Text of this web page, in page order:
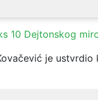
10 Dejtonskog
je ustvrdio